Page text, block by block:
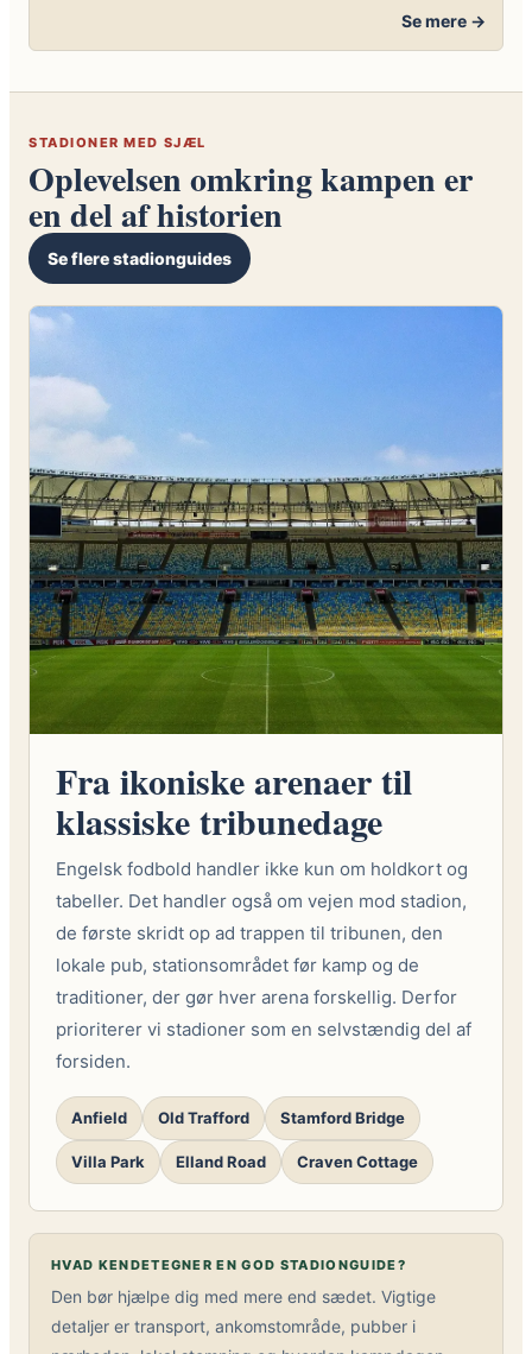
Se mere →
STADIONER MED SJÆL
Oplevelsen omkring kampen er
en del af historien
Se flere stadionguides
Fra ikoniske arenaer til
klassiske tribunedage
Engelsk fodbold handler ikke kun om holdkort og
tabeller. Det handler også om vejen mod stadion,
de første skridt op ad trappen til tribunen, den
lokale pub, stationsområdet før kamp og de
traditioner, der gør hver arena forskellig. Derfor
prioriterer vi stadioner som en selvstændig del af
forsiden.
Anfield Old Trafford Stamford Bridge
Villa Park Elland Road Craven Cottage
HVAD KENDETEGNER EN GOD STADIONGUIDE?
Den bør hjælpe dig med mere end sædet. Vigtige
detaljer er transport, ankomstområde, pubber i